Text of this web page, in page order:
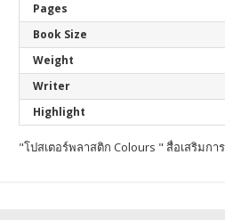
Pages
Book Size
Weight
Writer
Highlight
"โปสเตอร์พลาสติก Colours " สื่อเสริมก